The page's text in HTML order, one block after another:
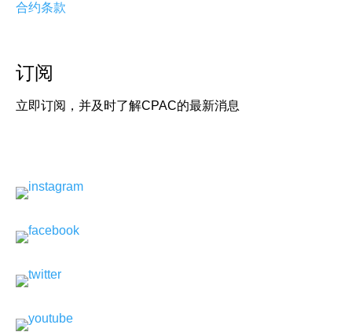
合约条款
订阅
立即订阅，并及时了解CPAC的最新消息